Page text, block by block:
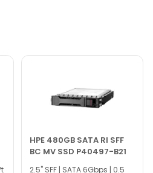
HPE 480GB SATA RI SFF
BC MV SSD P40497-B21
2.5" SFF | SATA 6Gbps | 0.5